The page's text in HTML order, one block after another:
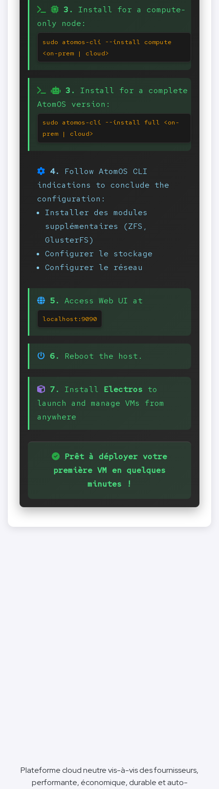
3. Install for a compute-
only node:
sudo atomos-cli --install compute
<on-prem | cloud>
3. Install for a complete
AtomOS version:
sudo atomos-cli --install full <on-
prem | cloud>
4.
Follow AtomOS CLI
indications to conclude the
configuration:
Installer des modules
supplémentaires (ZFS,
GlusterFS)
Configurer le stockage
Configurer le réseau
5. Access Web UI at
localhost:9090
6. Reboot the host.
7. Install Electros to
launch and manage VMs from
anywhere
Prêt à déployer votre
première VM en quelques
minutes !
Plateforme cloud neutre vis-à-vis des fournisseurs,
performante, économique, durable et auto-